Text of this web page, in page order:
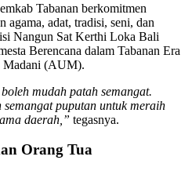
Tabanan berkomitmen
agama, adat, tradisi, seni, dan
Nangun Sat Kerthi Loka Bali
Berencana dalam Tabanan Era
Madani (AUM).
mudah patah semangat.
puputan untuk meraih
daerah,” tegasnya.
Orang Tua